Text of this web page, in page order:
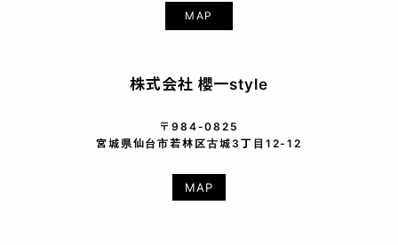
MAP
株式会社 櫻一style
〒984-0825
宮城県仙台市若林区古城3丁目12-12
MAP